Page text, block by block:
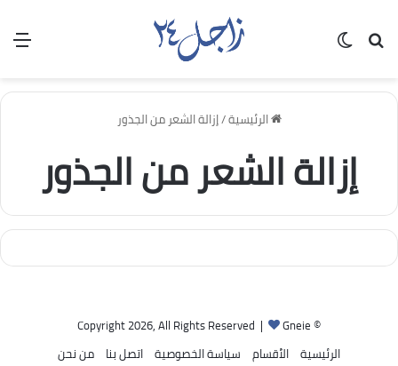
بحث عن
الرئيسية/إزالة الشعر من الجذور
إزالة الشعر من الجذور
© Copyright 2026, All Rights Reserved |
Gneie
الرئيسية الأقسام سياسة الخصوصية اتصل بنا من نحن